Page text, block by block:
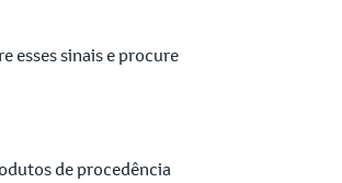
esses sinais e procure
de procedência